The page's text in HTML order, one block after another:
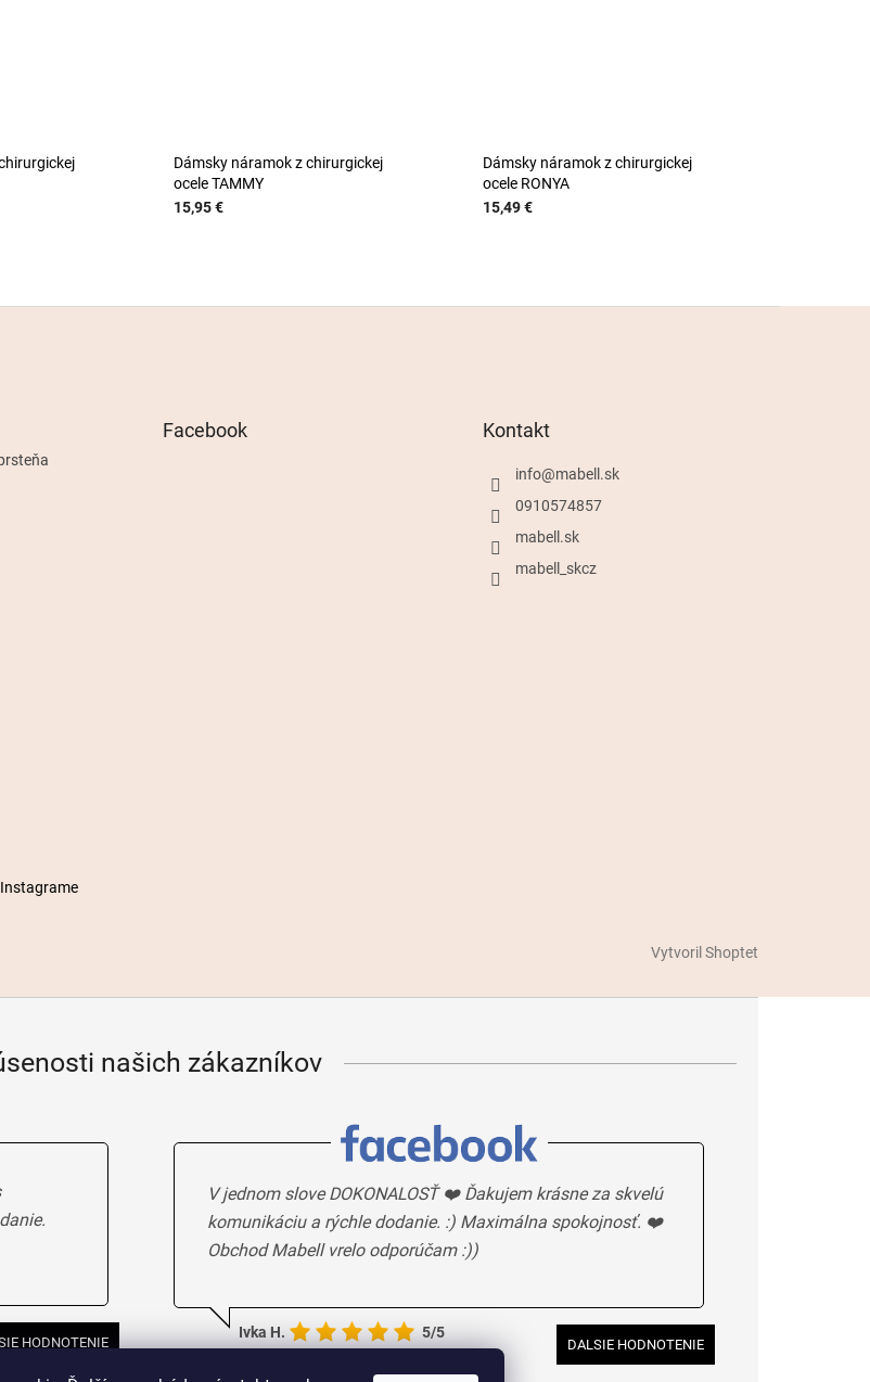
Dámsky náramok z chirurgickej
ocele TAMMY
15,95 €
Dámsky náramok z chirurgickej
ocele RONYA
15,49 €
Facebook Kontakt
info@mabell.sk
0910574857
mabell.sk
mabell_skcz
Vytvoril Shoptet
našich zákazníkov
HODNOTENIE
V jednom slove DOKONALOSŤ ❤️ Ďakujem krásne za skvelú
komunikáciu a rýchle dodanie. :) Maximálna spokojnosť. ❤️
Obchod Mabell vrelo odporúčam :))
Ivka H. 5/5
DALSIE HODNOTENIE